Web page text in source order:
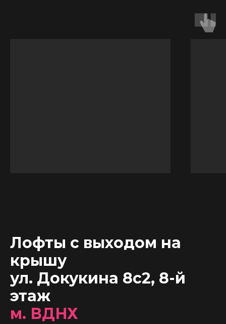
Лофты с выходом на
крышу
ул. Докукина 8с2, 8-й
этаж
м. ВДНХ